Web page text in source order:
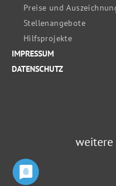
Preise und
Stellenangebote
Hilfsprojekte
IMPRESSUM
DATENSCHUTZ